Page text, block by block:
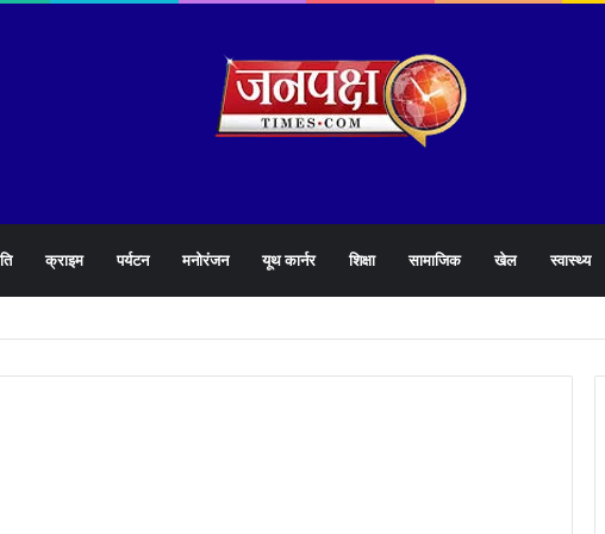
क्राइम पर्यटन मनोरंजन यूथ कार्नर शिक्षा सामाजिक खेल स्वास्थ्य
ने 1905 हेल्पलाइन की समीक्षा के दौरान लापरवाह अधिकारियों को लगाई फटकार